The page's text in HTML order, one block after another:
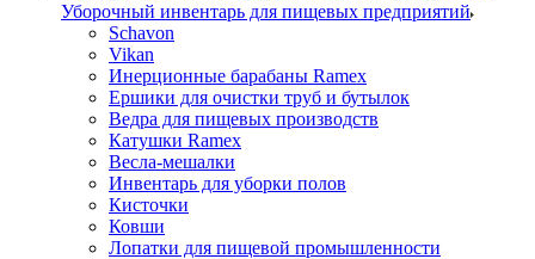
Уборочный инвентарь для пищевых предприятий
Schavon
Vikan
Инерционные барабаны Ramex
Ершики для очистки труб и бутылок
Ведра для пищевых производств
Катушки Ramex
Весла-мешалки
Инвентарь для уборки полов
Кисточки
Ковши
Лопатки для пищевой промышленности